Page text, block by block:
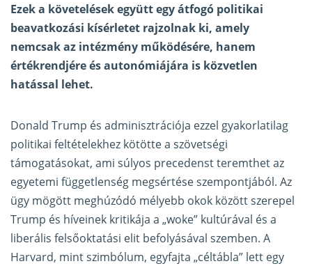
Ezek a követelések együtt egy átfogó politikai
beavatkozási kísérletet rajzolnak ki, amely
nemcsak az intézmény működésére, hanem
értékrendjére és autonómiájára is közvetlen
hatással lehet.
Donald Trump és adminisztrációja ezzel gyakorlatilag
politikai feltételekhez kötötte a szövetségi
támogatásokat, ami súlyos precedenst teremthet az
egyetemi függetlenség megsértése szempontjából. Az
ügy mögött meghúzódó mélyebb okok között szerepel
Trump és híveinek kritikája a „woke” kultúrával és a
liberális felsőoktatási elit befolyásával szemben. A
Harvard, mint szimbólum, egyfajta „céltábla” lett egy